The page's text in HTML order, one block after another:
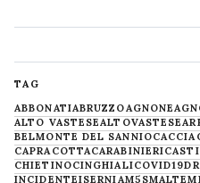
TAG
ABBONATIABRUZZOAGNONE
ALTO VASTESEALTOVASTESE
BELMONTE DEL SANNIOCACCIA
CAPRACOTTACARABINIERI
CHIETINOCINGHIALICOVID19
INCIDENTEISERNIAM5S